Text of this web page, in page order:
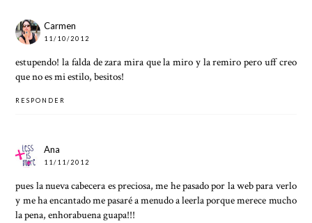
Carmen
11/10/2012
estupendo! la falda de zara mira que la miro y la remiro pero uff creo
que no es mi estilo, besitos!
RESPONDER
Ana
11/11/2012
pues la nueva cabecera es preciosa, me he pasado por la web para verlo
y me ha encantado me pasaré a menudo a leerla porque merece mucho
la pena, enhorabuena guapa!!!